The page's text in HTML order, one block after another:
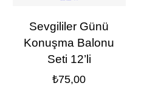
Sevgililer Günü
Konuşma Balonu
Seti 12’li
₺75,00